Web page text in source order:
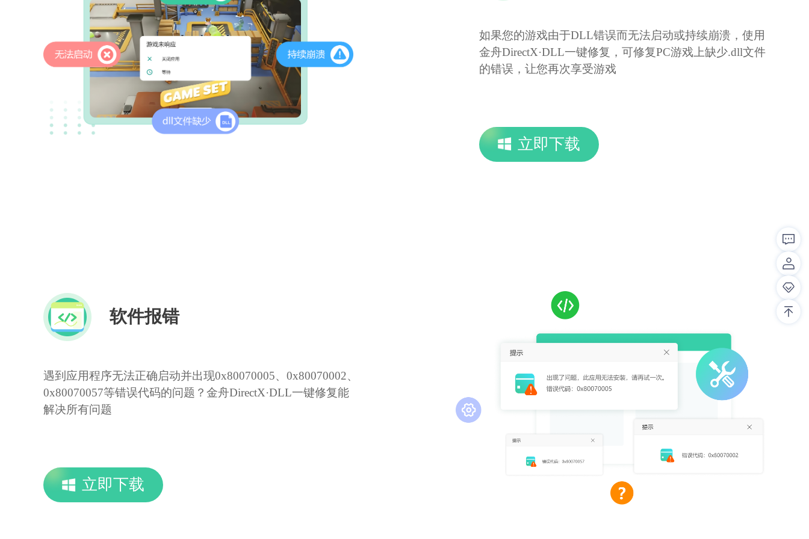
如果您的游戏由于DLL错误而无法启动或持续崩溃，使用
金舟DirectX·DLL一键修复，可修复PC游戏上缺少.dll文件
的错误，让您再次享受游戏
立即下载
软件报错
遇到应用程序无法正确启动并出现0x80070005、0x80070002、
0x80070057等错误代码的问题？金舟DirectX·DLL一键修复能
解决所有问题
立即下载